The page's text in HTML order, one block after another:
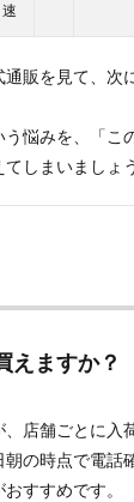
速
販を見て、次
う悩みを、「こ
しまいましょう
えますか？
店舗ごとに入
の時点で電話
すすめです。